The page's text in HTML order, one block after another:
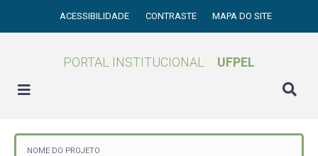
ACESSIBILIDADE CONTRASTE MAPA DO SITE
PORTAL INSTITUCIONAL UFPEL
NOME DO PROJETO